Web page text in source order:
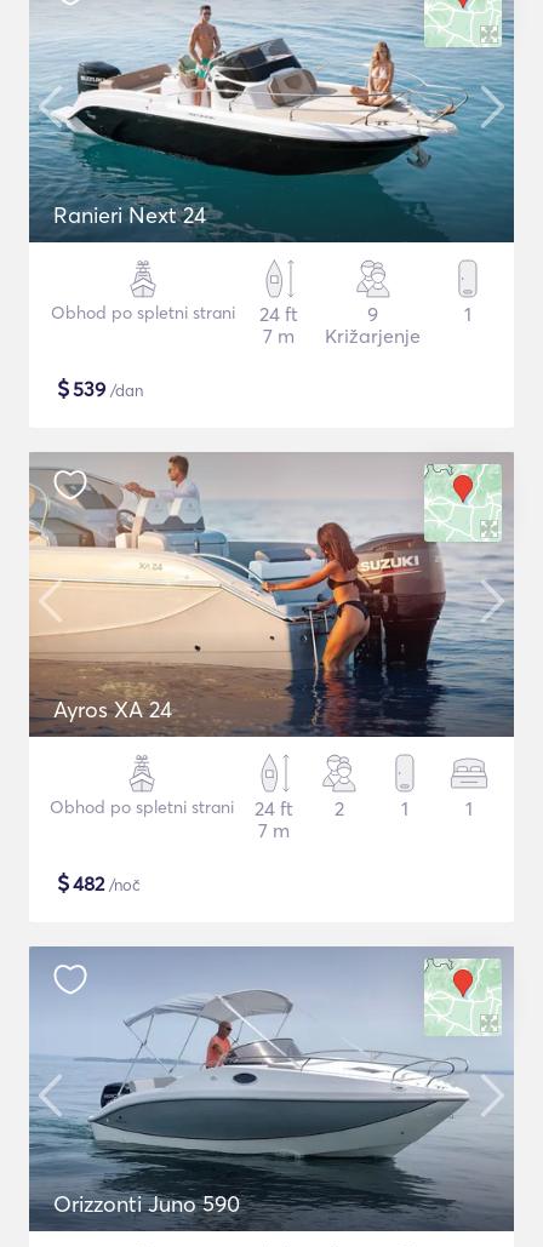
Ranieri Next 24
Obhod po spletni strani
24 ft
7 m
9
Križarjenje
1
$539 /dan
Ayros XA 24
Obhod po spletni strani
24 ft
7 m
2 1 1
$482/noč
Orizzonti Juno 590